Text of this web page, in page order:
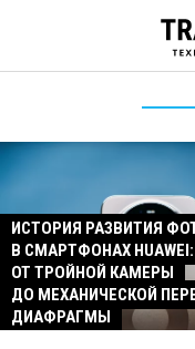
ИСТОРИЯ РАЗВИТИЯ
В СМАРТФОНАХ HUAWEI:
ОТ ТРОЙНОЙ КАМЕРЫ
ДО МЕХАНИЧЕСКОЙ
ДИАФРАГМЫ